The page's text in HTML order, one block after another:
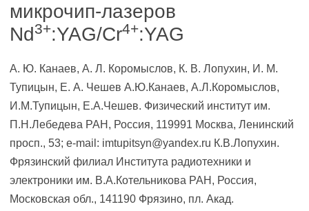
микрочип-лазеров
Nd3+:YAG/Cr4+:YAG
А. Ю. Канаев, А. Л. Коромыслов, К. В. Лопухин, И. М.
Тупицын, Е. А. Чешев А.Ю.Канаев, А.Л.Коромыслов,
И.М.Тупицын, Е.А.Чешев. Физический институт им.
П.Н.Лебедева РАН, Россия, 119991 Москва, Ленинский
просп., 53; e-mail: imtupitsyn@yandex.ru К.В.Лопухин.
Фрязинский филиал Института радиотехники и
электроники им. В.А.Котельникова РАН, Россия,
Московская обл., 141190 Фрязино, пл. Акад.